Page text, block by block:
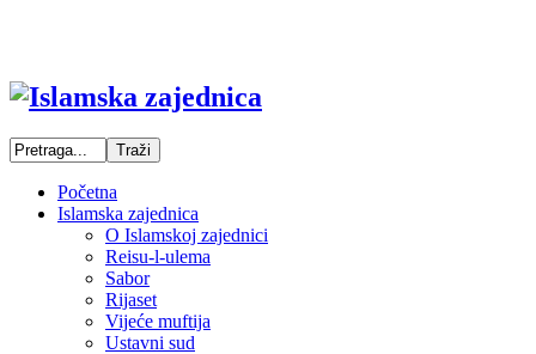
Početna
Islamska zajednica
O Islamskoj zajednici
Reisu-l-ulema
Sabor
Rijaset
Vijeće muftija
Ustavni sud